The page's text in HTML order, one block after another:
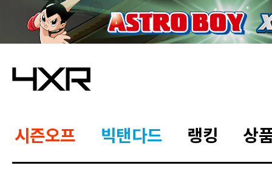
시즌오프 빅탠다드 랭킹 상